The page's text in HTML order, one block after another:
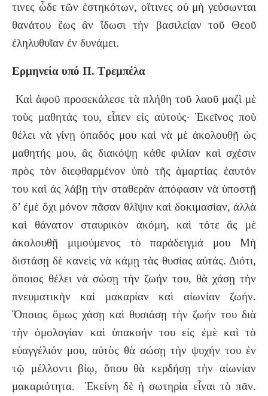
τινες ὧδε τῶν ἑστηκότων, οἵτινες οὐ μὴ γεύσωνται
θανάτου ἕως ἂν ἴδωσι τὴν βασιλείαν τοῦ Θεοῦ
ἐληλυθυῖαν ἐν δυνάμει.
Ερμηνεία υπό Π. Τρεμπέλα
Καὶ ἀφοῦ προσεκάλεσε τὰ πλήθη τοῦ λαοῦ μαζὶ μὲ
τοὺς μαθητάς του, εἶπεν εἰς αὐτούς· Ἐκεῖνος ποὺ
θέλει νὰ γίνῃ ὀπαδός μου καὶ νὰ μὲ ἀκολουθῇ ὡς
μαθητής μου, ἂς διακόψῃ κάθε φιλίαν καὶ σχέσιν
πρὸς τὸν διεφθαρμένον ὑπὸ τῆς ἁμαρτίας ἑαυτόν
του καὶ ἀς λάβῃ τὴν σταθερὰν ἀπόφασιν νὰ ὑποστῇ
δ’ ἐμὲ ὄχι μόνον πᾶσαν θλῖψιν καὶ δοκιμασίαν, ἀλλὰ
καὶ θάνατον σταυρικὸν ἀκόμη, καὶ τότε ἂς μὲ
ἀκολουθῇ μιμούμενος τὸ παράδειγμά μου Μὴ
διστάσῃ δὲ κανεὶς νὰ κάμῃ τὰς θυσίας αὐτάς. Διότι,
ὅποιος θέλει νὰ σώσῃ τὴν ζωήν του, θὰ χάσῃ τὴν
πνευματικὴν καὶ μακαρίαν καὶ αἰωνίαν ζωήν.
Ὅποιος ὅμως χάσῃ καὶ θυσιάσῃ τὴν ζωήν του διὰ
τὴν ὁμολογίαν καὶ ὑπακοήν του εἰς ἐμὲ καὶ τὸ
εὐαγγέλιόν μου, αὐτὸς θὰ σώσῃ τὴν ψυχήν του ἐν
τῷ μέλλοντι βίῳ, ὅπου θὰ κερδήσῃ τὴν αἰωνίαν
μακαριότητα. Ἐκείνη δὲ ἡ σωτηρία εἶναι τὸ πᾶν.